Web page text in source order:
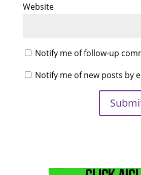
Website
Notify me of follow-up
Notify me of new posts by